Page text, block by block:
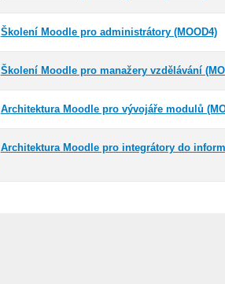
Školení Moodle pro administrátory (MOOD4)
Školení Moodle pro manažery vzdělávání
Architektura Moodle pro vývojáře modulů
Architektura Moodle pro integrátory do